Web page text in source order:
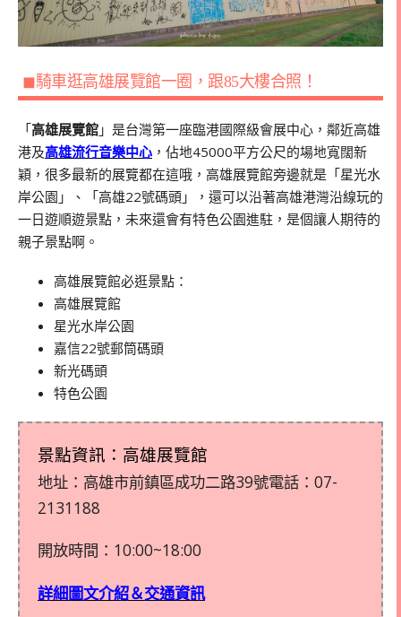
◼騎車逛高雄展覽館一圈，跟85大樓合照！
「高雄展覽館 」是台灣第一座臨港國際級會展中心，鄰近高雄
港及高雄流行音樂中心 ，佔地45000平方公尺的場地寬闊新
穎，很多最新的展覽都在這哦，高雄展覽館旁邊就是「星光水
岸公園」、「高雄22號碼頭」，還可以沿著高雄港灣沿線玩的
一日遊順遊景點，未來還會有特色公園進駐，是個讓人期待的
親子景點啊。
高雄展覽館必逛景點：
高雄展覽館
星光水岸公園
嘉信22號郵筒碼頭
新光碼頭
特色公園
景點資訊：高雄展覽館
地址：高雄市前鎮區成功二路39號電話： 07-
2131188
開放時間：10:00~18:00
詳細圖文介紹＆交通資訊